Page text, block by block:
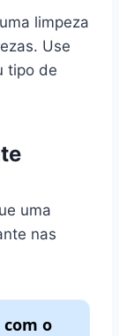
limpeza
Use
tipo de
uma
nas
o